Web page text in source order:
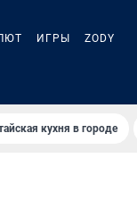
ИГРЫ ZODY
кухня в городе